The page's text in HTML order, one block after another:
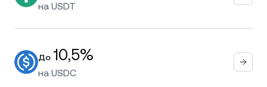
на USDT
До 10,5%
на USDC